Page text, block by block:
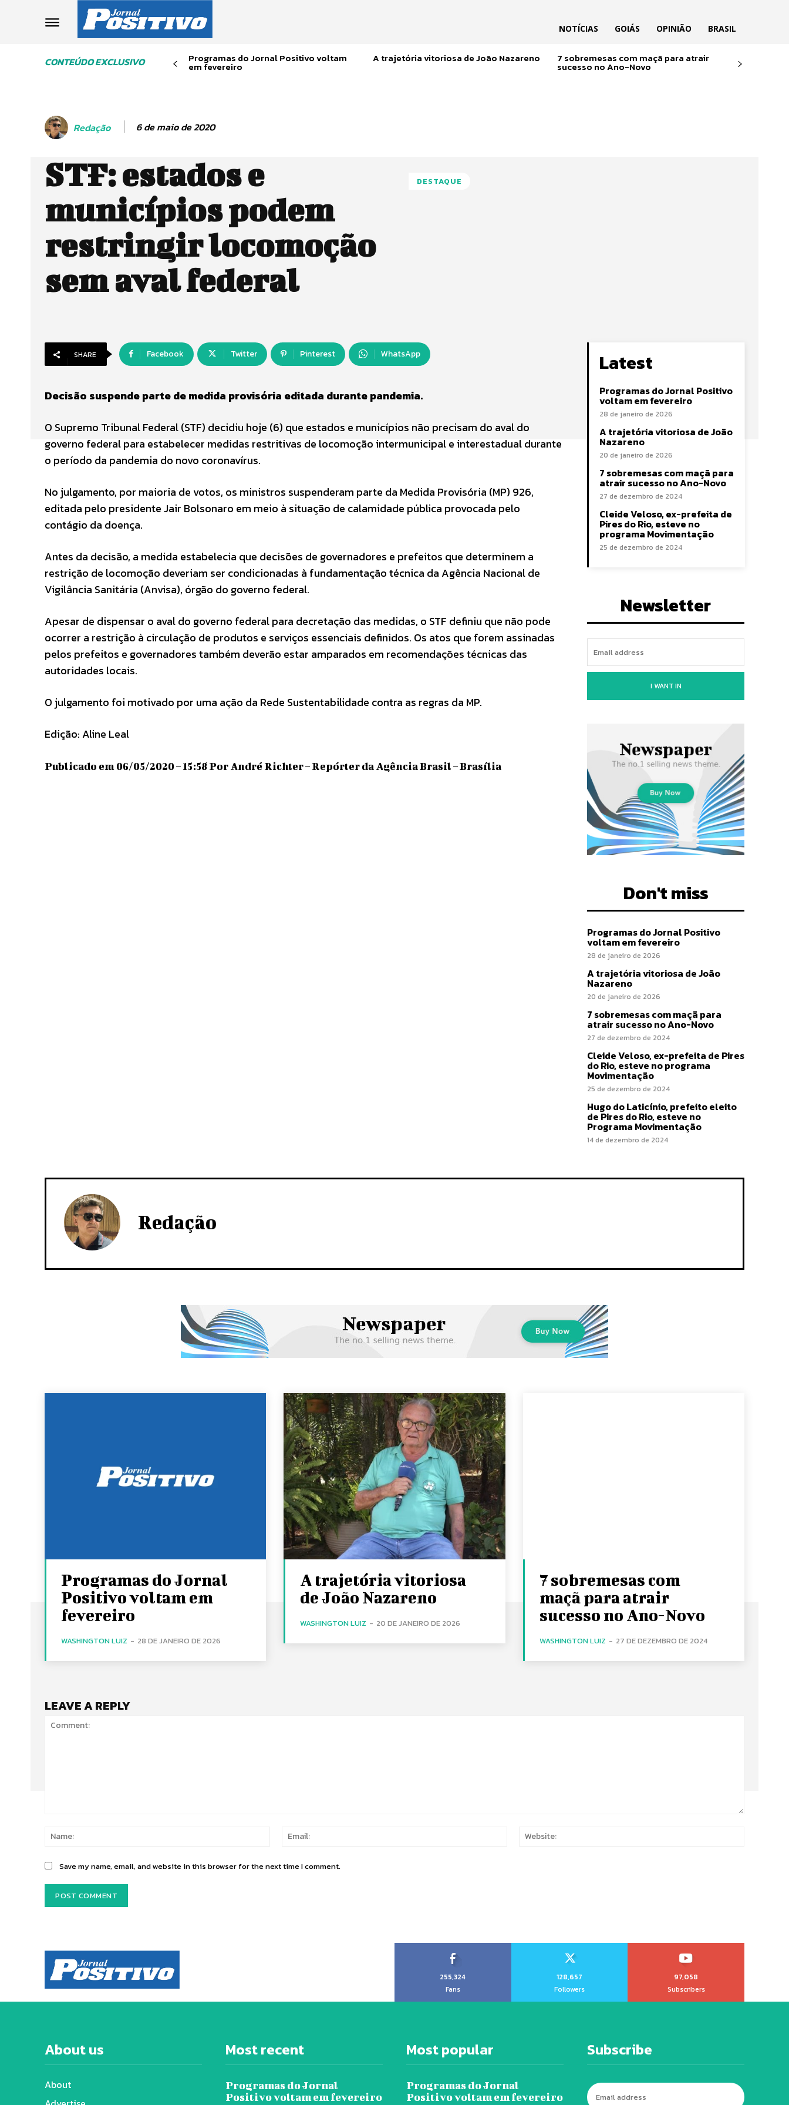
NOTÍCIAS GOIÁS OPINIÃO BRASIL
CONTEÚDO EXCLUSIVO Programas do Jornal Positivo voltam
em fevereiro
A trajetória vitoriosa de João Nazareno 7 sobremesas com maçã para atrair
sucesso no Ano-Novo
Redação 6 de maio de 2020
STF: estados e
municípios podem
restringir locomoção
sem aval federal
DESTAQUE
SHARE Facebook Twitter Pinterest WhatsApp
Decisão suspende parte de medida provisória editada durante pandemia.
O Supremo Tribunal Federal (STF) decidiu hoje (6) que estados e municípios não precisam do aval do
governo federal para estabelecer medidas restritivas de locomoção intermunicipal e interestadual durante
o período da pandemia do novo coronavírus.
No julgamento, por maioria de votos, os ministros suspenderam parte da Medida Provisória (MP) 926,
editada pelo presidente Jair Bolsonaro em meio à situação de calamidade pública provocada pelo
contágio da doença.
Antes da decisão, a medida estabelecia que decisões de governadores e prefeitos que determinem a
restrição de locomoção deveriam ser condicionadas à fundamentação técnica da Agência Nacional de
Vigilância Sanitária (Anvisa), órgão do governo federal.
Apesar de dispensar o aval do governo federal para decretação das medidas, o STF definiu que não pode
ocorrer a restrição à circulação de produtos e serviços essenciais definidos. Os atos que forem assinadas
pelos prefeitos e governadores também deverão estar amparados em recomendações técnicas das
autoridades locais.
O julgamento foi motivado por uma ação da Rede Sustentabilidade contra as regras da MP.
Edição: Aline Leal
Publicado em 06/05/2020 – 15:58 Por André Richter – Repórter da Agência Brasil – Brasília
Latest
Programas do Jornal Positivo
voltam em fevereiro
28 de janeiro de 2026
A trajetória vitoriosa de João
Nazareno
20 de janeiro de 2026
7 sobremesas com maçã para
atrair sucesso no Ano-Novo
27 de dezembro de 2024
Cleide Veloso, ex-prefeita de
Pires do Rio, esteve no
programa Movimentação
25 de dezembro de 2024
Newsletter
I WANT IN
Don't miss
Programas do Jornal Positivo
voltam em fevereiro
28 de janeiro de 2026
A trajetória vitoriosa de João
Nazareno
20 de janeiro de 2026
7 sobremesas com maçã para
atrair sucesso no Ano-Novo
27 de dezembro de 2024
Cleide Veloso, ex-prefeita de Pires
do Rio, esteve no programa
Movimentação
25 de dezembro de 2024
Hugo do Laticínio, prefeito eleito
de Pires do Rio, esteve no
Programa Movimentação
14 de dezembro de 2024
Redação
Programas do Jornal
Positivo voltam em
fevereiro
WASHINGTON LUIZ - 28 DE JANEIRO DE 2026
A trajetória vitoriosa
de João Nazareno
WASHINGTON LUIZ - 20 DE JANEIRO DE 2026
7 sobremesas com
maçã para atrair
sucesso no Ano-Novo
WASHINGTON LUIZ - 27 DE DEZEMBRO DE 2024
LEAVE A REPLY
Name:
Email:
Save my name, email, and website in this browser for the next time I comment.
255,324
Fans
128,657
Followers
97,058
Subscribers
About us
About
Most recent
Programas do Jornal
Positivo voltam em fevereiro
Most popular
Programas do Jornal
Positivo voltam em fevereiro
Subscribe